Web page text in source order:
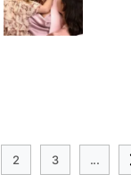
2 3 ...